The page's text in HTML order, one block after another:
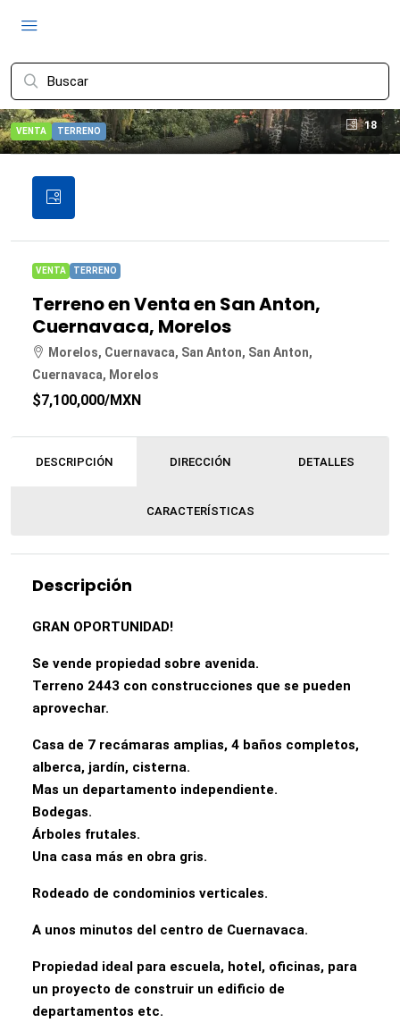
18
VENTA TERRENO
VENTA TERRENO
Terreno en Venta en San Anton,
Cuernavaca, Morelos
Morelos, Cuernavaca, San Anton, San Anton,
Cuernavaca, Morelos
$7,100,000/MXN
DESCRIPCIÓN DIRECCIÓN DETALLES
CARACTERÍSTICAS
Descripción
GRAN OPORTUNIDAD!
Se vende propiedad sobre avenida.
Terreno 2443 con construcciones que se pueden
aprovechar.
Casa de 7 recámaras amplias, 4 baños completos,
alberca, jardín, cisterna.
Mas un departamento independiente.
Bodegas.
Árboles frutales.
Una casa más en obra gris.
Rodeado de condominios verticales.
A unos minutos del centro de Cuernavaca.
Propiedad ideal para escuela, hotel, oficinas, para
un proyecto de construir un edificio de
departamentos etc.